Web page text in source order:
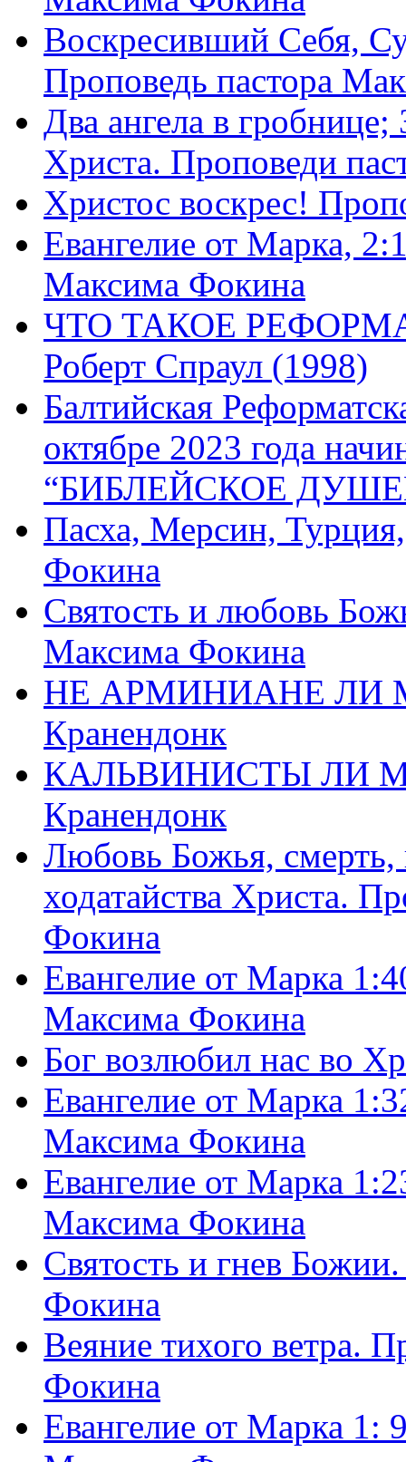
Воскресивший Себя,
Проповедь пастора
Два ангела в
Христа. Проповеди
Христос воскрес!
Евангелие от Марка,
Максима Фокина
ЧТО ТАКОЕ
Роберт Спраул (1998)
Балтийская
октябре 2023 года
“БИБЛЕЙСКОЕ
Пасха, Мерсин,
Фокина
Святость и любовь
Максима Фокина
НЕ АРМИНИАНЕ ЛИ
Кранендонк
КАЛЬВИНИСТЫ ЛИ
Кранендонк
Любовь Божья, смерть,
ходатайства Христа.
Фокина
Евангелие от Марка
Максима Фокина
Бог возлюбил нас во
Евангелие от Марка
Максима Фокина
Евангелие от Марка
Максима Фокина
Святость и гнев
Фокина
Веяние тихого ветра.
Фокина
Евангелие от Марка 1: